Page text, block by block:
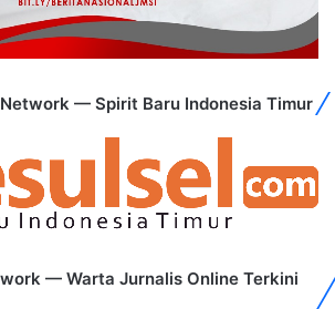
— Spirit Baru Indonesia Timur
— Warta Jurnalis Online Terkini